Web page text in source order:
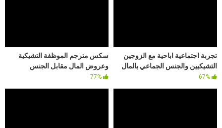
سكس مترجم الموظفة التشيكية
وعروض المال مقابل الجنس
تجربة اجتماعية اباحية مع الزوجين
التشيكيين والجنس الجماعي بالمال